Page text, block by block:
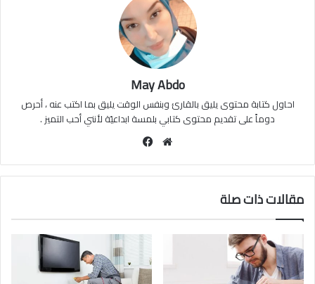
May Abdo
احاول كتابة محتوى يليق بالقارئ وبنفس الوقت يليق بما اكتب عنه ، أحرص
دوماً على تقديم محتوى كتابي بلمسة ابداعيّة لأنني أحب التميز .
موقع
مقالات ذات صلة